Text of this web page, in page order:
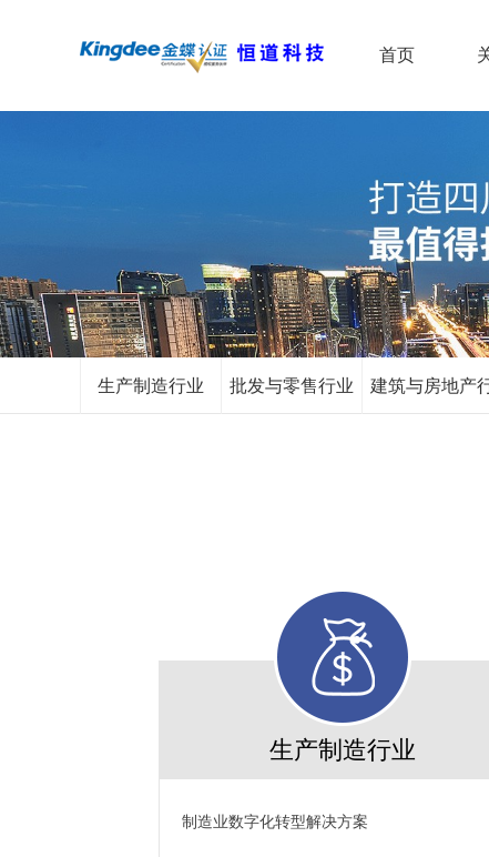
首页
生产制造行业 批发与零售行业 建筑与房地产
生产制造行业
制造业数字化转型解决方案